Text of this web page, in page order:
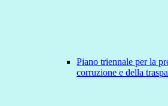
Piano triennale per la
corruzione e della